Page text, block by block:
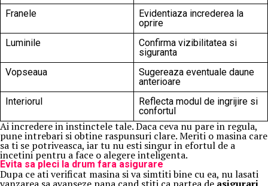
Franele
Evidentiaza increderea la
oprire
Luminile
Confirma vizibilitatea si
siguranta
Vopseaua
Sugereaza eventuale daune
anterioare
Interiorul
Reflecta modul de ingrijire si
confortul
Ai incredere in instinctele tale. Daca ceva nu pare in regula,
pune intrebari si obtine raspunsuri clare. Meriti o masina care
sa ti se potriveasca, iar tu nu esti singur in efortul de a
incetini pentru a face o alegere inteligenta.
Evita sa pleci la drum fara asigurare
Dupa ce ati verificat masina si va simtiti bine cu ea, nu lasati